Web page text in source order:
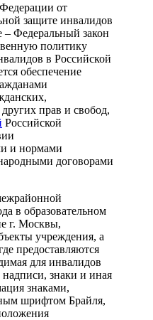
от
защите инвалидов
– Федеральный закон
политику
в Российской
обеспечение
прав и свобод,
Российской
и нормами
договорами
в образовательном
г. Москвы,
учреждения, а
предоставляются
для инвалидов
знаки и иная
знаками,
шрифтом Брайля,